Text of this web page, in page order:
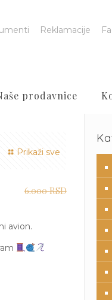
prodavnice
Reklamacije
Prikaži sve
6.000RSD
avion.